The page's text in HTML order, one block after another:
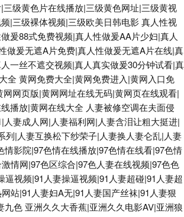
三级黄色片在线播放|三级黄色网址|三级黄视
|三级裸体视频|三级欧美日韩电影真人性视
爰88式免费视频|真人性做爰AA片少妇|真人
做爰无遮A片免费|真人性做爰无遮A片在线|真
一丝不遮交视频|真人真实做爰30分钟试看|真
全 黄网免费大全|黄网免费进入|黄网入口免
网页版|黄网网址在线无码|黄网页在线观看|
播放|黄网在线大全 人妻被修空调在夫面侵
人妻成人网|人妻福利网|人妻含泪让粗大挺进|
列|人妻互换松下纱荣子|人妻换人妻仑乱|人妻
情影院|97色情在线播放|97色情在线看|97色情
情网|97色区综合|97色人妻在线视频|97色色
逼视频|91人妻操逼视频|91人妻超碰|91人妻超
站|91人妻妇A无|91人妻国产丝袜|91人妻狠
九色 亚洲久久大香蕉|亚洲久久电影AV|亚洲狼